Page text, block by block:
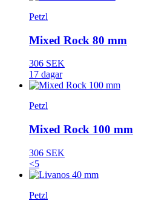
Petzl
Mixed Rock 80 mm
306 SEK
17 dagar
Petzl
Mixed Rock 100 mm
306 SEK
<5
Petzl